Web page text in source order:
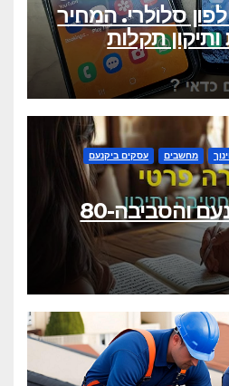
סלולרי. המחיר
תקלות
מחשבים עסקים ביקנעם
מורה פרטי ביקנעם והסביבה-80